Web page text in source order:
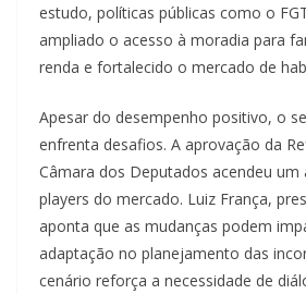
estudo, políticas públicas como o
ampliado o acesso à moradia para
renda e fortalecido o mercado de
Apesar do desempenho positivo, o
enfrenta desafios. A aprovação da
Câmara dos Deputados acendeu um
players do mercado. Luiz França,
aponta que as mudanças podem
adaptação no planejamento das
cenário reforça a necessidade de